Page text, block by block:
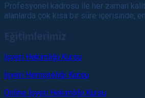
Profesyonel kadrosu ile her zaman
alanlarda çok kısa bir süre içerisinde,
Eğitimlerimiz
İşyeri Hekimliği Kursu
İşyeri Hemşireliği Kursu
Online İşyeri Hekimliği Kursu